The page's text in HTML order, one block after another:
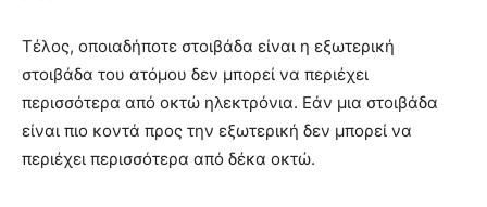
Τέλος, οποιαδήποτε στοιβάδα είναι η εξωτερική
στοιβάδα του ατόμου δεν μπορεί να περιέχει
περισσότερα από οκτώ ηλεκτρόνια. Εάν μια στοιβάδα
είναι πιο κοντά προς την εξωτερική δεν μπορεί να
περιέχει περισσότερα από δέκα οκτώ.